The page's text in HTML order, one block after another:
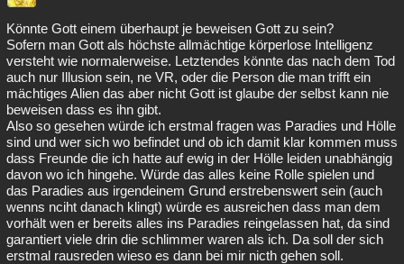
Könnte Gott einem überhaupt je beweisen Gott zu sein?
Sofern man Gott als höchste allmächtige körperlose Intelligenz
versteht wie normalerweise. Letztendes könnte das nach dem Tod
auch nur Illusion sein, ne VR, oder die Person die man trifft ein
mächtiges Alien das aber nicht Gott ist glaube der selbst kann nie
beweisen dass es ihn gibt.
Also so gesehen würde ich erstmal fragen was Paradies und Hölle
sind und wer sich wo befindet und ob ich damit klar kommen muss
dass Freunde die ich hatte auf ewig in der Hölle leiden unabhängig
davon wo ich hingehe. Würde das alles keine Rolle spielen und
das Paradies aus irgendeinem Grund erstrebenswert sein (auch
wenns nciht danach klingt) würde es ausreichen dass man dem
vorhält wen er bereits alles ins Paradies reingelassen hat, da sind
garantiert viele drin die schlimmer waren als ich. Da soll der sich
erstmal rausreden wieso es dann bei mir nicth gehen soll.